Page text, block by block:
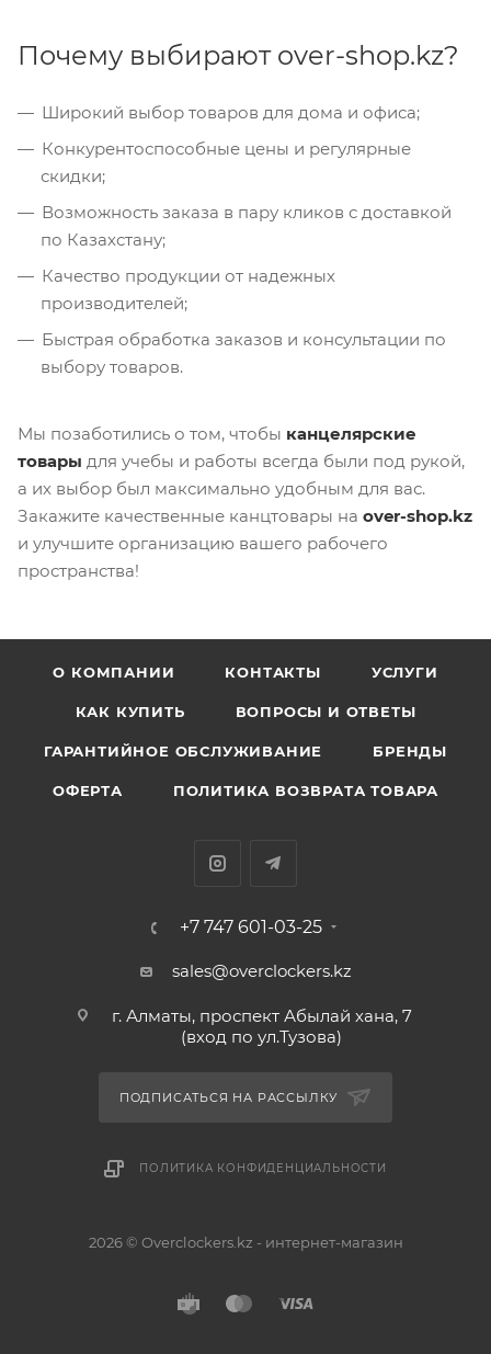
Почему выбирают over-shop.kz?
Широкий выбор товаров для дома и офиса;
Конкурентоспособные цены и регулярные
скидки;
Возможность заказа в пару кликов с доставкой
по Казахстану;
Качество продукции от надежных
производителей;
Быстрая обработка заказов и консультации по
выбору товаров.
Мы позаботились о том, чтобы канцелярские
товары для учебы и работы всегда были под рукой,
а их выбор был максимально удобным для вас.
Закажите качественные канцтовары на over-shop.kz
и улучшите организацию вашего рабочего
пространства!
О КОМПАНИИ КОНТАКТЫ УСЛУГИ
КАК КУПИТЬ ВОПРОСЫ И ОТВЕТЫ
ГАРАНТИЙНОЕ ОБСЛУЖИВАНИЕ БРЕНДЫ
ОФЕРТА ПОЛИТИКА ВОЗВРАТА ТОВАРА
+7 747 601-03-25
sales@overclockers.kz
г. Алматы, проспект Абылай хана, 7
(вход по ул.Тузова)
ПОДПИСАТЬСЯ НА РАССЫЛКУ
ПОЛИТИКА КОНФИДЕНЦИАЛЬНОСТИ
2026 © Overclockers.kz - интернет-магазин